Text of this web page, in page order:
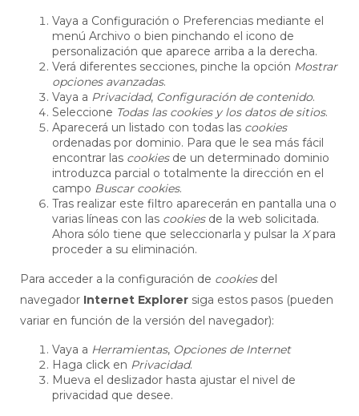
Vaya a Configuración o Preferencias mediante el
menú Archivo o bien pinchando el icono de
personalización que aparece arriba a la derecha.
Verá diferentes secciones, pinche la opción Mostrar
opciones avanzadas.
Vaya a Privacidad, Configuración de contenido.
Seleccione Todas las cookies y los datos de sitios.
Aparecerá un listado con todas las cookies
ordenadas por dominio. Para que le sea más fácil
encontrar las cookiesde un determinado dominio
introduzca parcial o totalmente la dirección en el
campo Buscar cookies.
Tras realizar este filtro aparecerán en pantalla una o
varias líneas con las cookiesde la web solicitada.
Ahora sólo tiene que seleccionarla y pulsar la Xpara
proceder a su eliminación.
Para acceder a la configuración de cookiesdel
navegador Internet Explorersiga estos pasos (pueden
variar en función de la versión del navegador):
Vaya a Herramientas, Opciones de Internet
Haga click en Privacidad.
Mueva el deslizador hasta ajustar el nivel de
privacidad que desee.